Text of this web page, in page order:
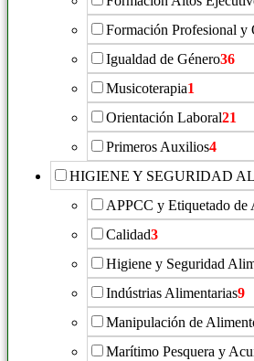
Formación Profesional y
Igualdad de Género36
Musicoterapia1
Orientación Laboral21
Primeros Auxilios4
HIGIENE Y SEGURIDAD
APPCC y Etiquetado de
Calidad3
Higiene y Seguridad
Indústrias Alimentarias9
Manipulación de
Marítimo Pesquera y